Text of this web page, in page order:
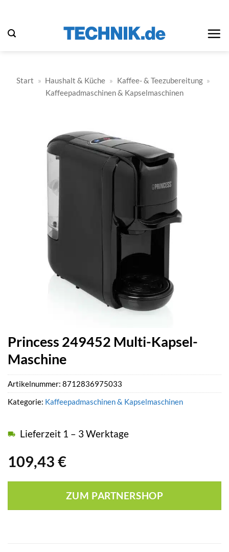
springen
Start » Haushalt & Küche » Kaffee- & Teezubereitung »
Kaffeepadmaschinen & Kapselmaschinen
Princess 249452 Multi-Kapsel-
Maschine
109,43 €
Lieferzeit 1 – 3 Werktage
ZUM PARTNERSHOP
Artikelnummer: 8712836975033
Kategorie: Kaffeepadmaschinen & Kapselmaschinen